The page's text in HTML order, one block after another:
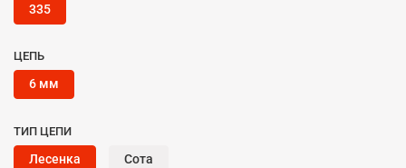
335
ЦЕПЬ
6 мм
ТИП ЦЕПИ
Лесенка Сота